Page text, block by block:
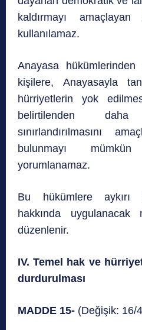
kaldırmayı
kullanılamaz.
Anayasa
kişilere, Anayasayla
hürriyetlerin yok
belirtilenden
sınırlandırılmasını
bulunmayı
yorumlanamaz.
Bu hükümlere aykırı
hakkında uygulanacak
düzenlenir.
IV. Temel hak ve
durdurulması
MADDE 15- (Değişik: 16/